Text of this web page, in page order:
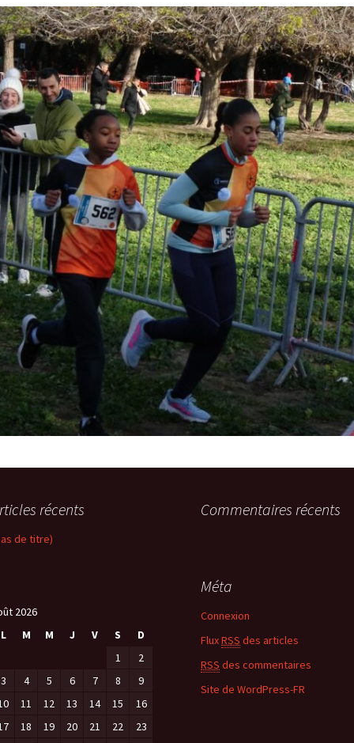
Vie du club Courses 2023
Courses 2022
Courses 2021
Courses 2020
récents
de titre)
Commentaires récents
Méta
Connexion
FluxRSS des articles
RSS des commentaires
Site de WordPress-FR
2026
L
M M J V S
D
1
2
3
4 5 6 7 8
9
11 12 13 14 15
16
18 19 20 21 22
23